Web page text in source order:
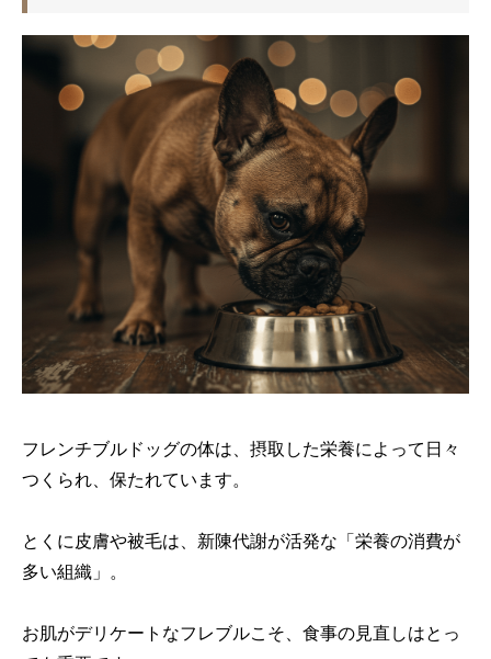
フレンチブルドッグの体は、摂取した栄養によって日々
つくられ、保たれています。
とくに皮膚や被毛は、新陳代謝が活発な「栄養の消費が
多い組織」。
お肌がデリケートなフレブルこそ、食事の見直しはとっ